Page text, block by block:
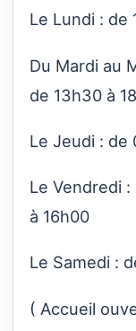
Le Lundi : de
Du Mardi au
de 13h30 à
Le Jeudi : de
Le Vendredi
à 16h00
Le Samedi :
( Accueil